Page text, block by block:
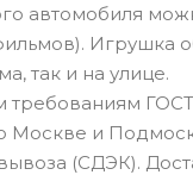
автомобиля
Игрушка
так и на улице.
требованиям
Москве и
(СДЭК).